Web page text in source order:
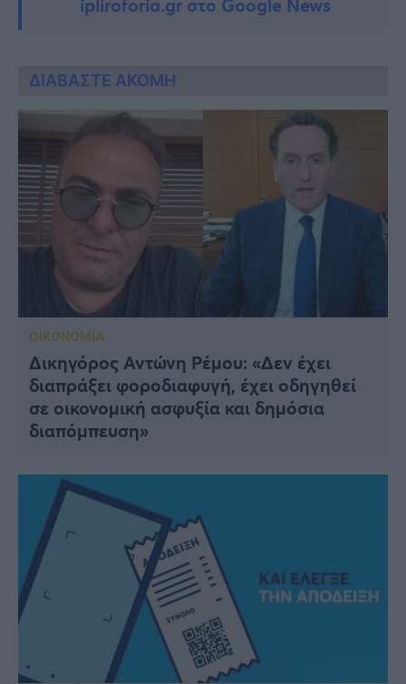
ΔΙΑΒΑΣΤΕ ΑΚΟΜΗ
ΟΙΚΟΝΟΜΙΑ
Δικηγόρος Αντώνη Ρέμου: «Δεν έχει
διαπράξει φοροδιαφυγή, έχει οδηγηθεί
σε οικονομική ασφυξία και δημόσια
διαπόμπευση»